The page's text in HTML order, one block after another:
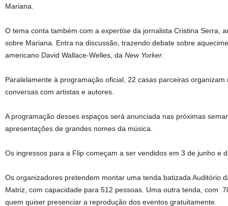
Mariana.
O tema conta também com a expertise da jornalista Cristina Serra,
sobre Mariana. Entra na discussão, trazendo debate sobre
americano David Wallace-Welles, da New Yorker
Paralelamente à programação oficial, 22 casas parceiras
conversas com artistas e autores.
A programação desses espaços será anunciada nas próximas
apresentações de grandes nomes da música.
Os ingressos para a Flip começam a ser vendidos em 3 de junho e
Os organizadores pretendem montar uma tenda batizada Auditório
Matriz, com capacidade para 512 pessoas. Uma outra tenda, com
quem quiser presenciar a reprodução dos eventos gratuitamente.